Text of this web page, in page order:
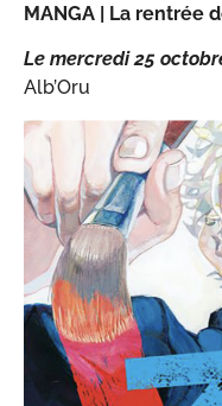
MANGA | La rentrée
Le mercredi 25
Alb’Oru